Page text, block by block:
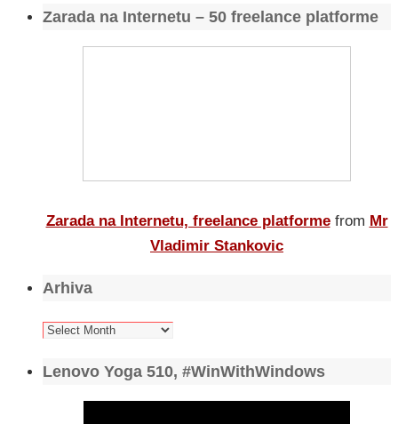
Zarada na Internetu – 50 freelance platforme
Zarada na Internetu, freelance platforme from Mr
Vladimir Stankovic
Arhiva
Arhiva
Lenovo Yoga 510, #WinWithWindows